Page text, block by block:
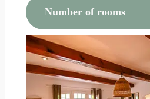
Number of rooms
Read more
160m²
villa